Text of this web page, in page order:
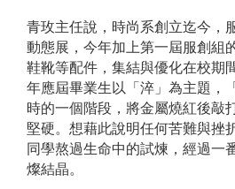
青玫主任說，時尚系創立迄今，
動態展，今年加上第一屆服創組
鞋靴等配件，集結與優化在校期
年應屆畢業生以「淬」為主題，
時的一個階段，將金屬燒紅後敲
堅硬。想藉此說明任何苦難與挫
同學熬過生命中的試煉，經過一
燦結晶。